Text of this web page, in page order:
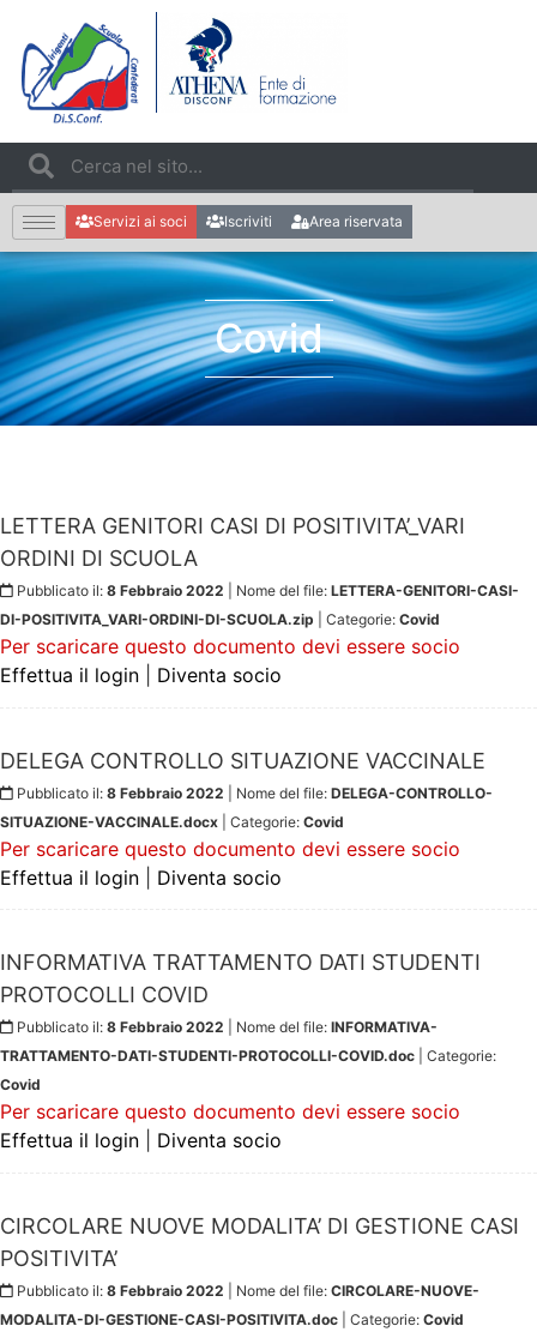
Servizi ai soci Iscriviti Area riservata
Covid
LETTERA GENITORI CASI DI POSITIVITA’_VARI
ORDINI DI SCUOLA
Pubblicato il: 8 Febbraio 2022 | Nome del file: LETTERA-GENITORI-CASI-
DI-POSITIVITA_VARI-ORDINI-DI-SCUOLA.zip | Categorie: Covid
Per scaricare questo documento devi essere socio
Effettua il login
Diventa socio
DELEGA CONTROLLO SITUAZIONE VACCINALE
Pubblicato il: 8 Febbraio 2022 | Nome del file: DELEGA-CONTROLLO-
SITUAZIONE-VACCINALE.docx | Categorie: Covid
Per scaricare questo documento devi essere socio
Effettua il login
Diventa socio
INFORMATIVA TRATTAMENTO DATI STUDENTI
PROTOCOLLI COVID
Pubblicato il: 8 Febbraio 2022 | Nome del file: INFORMATIVA-
TRATTAMENTO-DATI-STUDENTI-PROTOCOLLI-COVID.doc | Categorie:
Covid
Per scaricare questo documento devi essere socio
Effettua il login
Diventa socio
CIRCOLARE NUOVE MODALITA’ DI GESTIONE CASI
POSITIVITA’
Pubblicato il: 8 Febbraio 2022 | Nome del file: CIRCOLARE-NUOVE-
MODALITA-DI-GESTIONE-CASI-POSITIVITA.doc | Categorie: Covid